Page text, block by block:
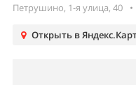
Петрушино, 1-я улица, 40
•
Открыть в